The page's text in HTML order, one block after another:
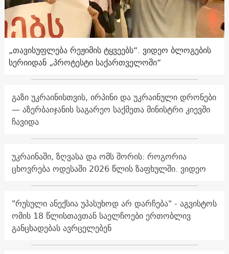
„თავისუფლება რეჟიმის ტყვეებს“. ვიდეო ბლოგების
სერიიდან „პროტესტი საქართველოში“
გაზი უკრაინისთვის, ირპინი და უკრაინული დრონები
— აზერბაიჯანის საგარეო საქმეთა მინისტრი კიევში
ჩავიდა
უკრაინაში, ზღვასა და ომს შორის: როგორია
ცხოვრება ოდესაში 2026 წლის ზაფხულში. ვიდეო
"რუსული ანექსია უპასუხოდ არ დარჩება" - აგვისტოს
ომის 18 წლისთავთან საელჩოები ერთობლივ
განცხადებას ავრცელებენ